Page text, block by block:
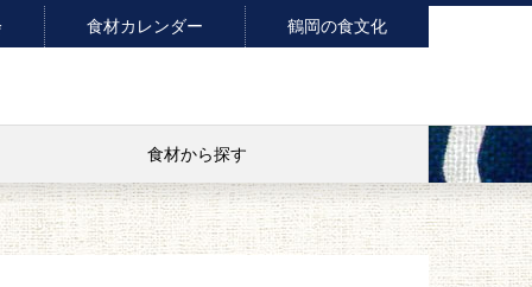
食材カレンダー 鶴岡の食文化
食材から探す